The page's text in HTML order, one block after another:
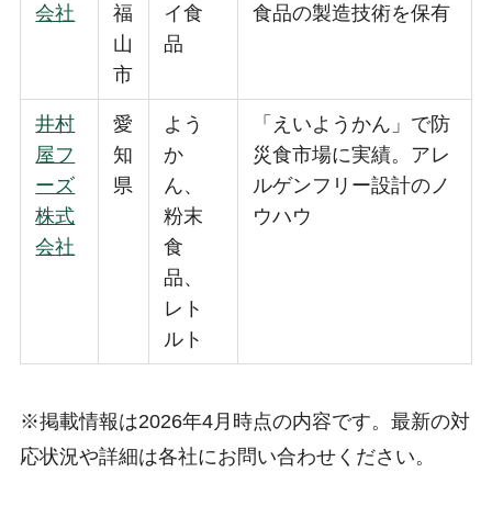
会社
福
山
市
イ食
品
食品の製造技術を保有
井村
屋フ
ーズ
株式
会社
愛
知
県
よう
か
ん、
粉末
食
品、
レト
ルト
「えいようかん」で防
災食市場に実績。アレ
ルゲンフリー設計のノ
ウハウ
※掲載情報は2026年4月時点の内容です。最新の対
応状況や詳細は各社にお問い合わせください。